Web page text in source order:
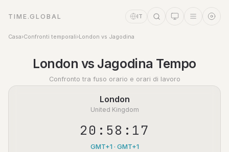
TIME.GLOBAL IT
Casa›Confronti temporali›London vs Jagodina
London vs Jagodina Tempo
Confronto tra fuso orario e orari di lavoro
London
United Kingdom
20:58:17
GMT+1 · GMT+1
Assistente a tempo
Online